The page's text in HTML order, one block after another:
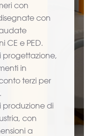
con
con
CE e PED.
progettazione,
in
terzi per
produzione di
con
a